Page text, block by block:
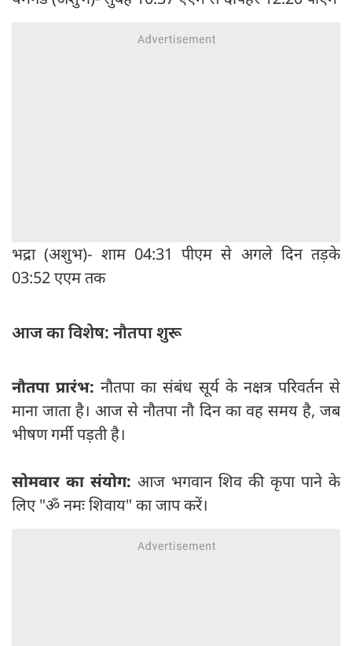
भद्रा (अशुभ)- शाम 04:31 पीएम से अगले दिन तड़के
03:52 एएम तक
आज का विशेष: नौतपा शुरू
नौतपा प्रारंभ:नौतपा का संबंध सूर्य के नक्षत्र परिवर्तन से
माना जाता है। आज से नौतपा नौ दिन का वह समय है, जब
भीषण गर्मी पड़ती है।
सोमवार का संयोग: आज भगवान शिव की कृपा पाने के
लिए "ॐ नमः शिवाय" का जाप करें।